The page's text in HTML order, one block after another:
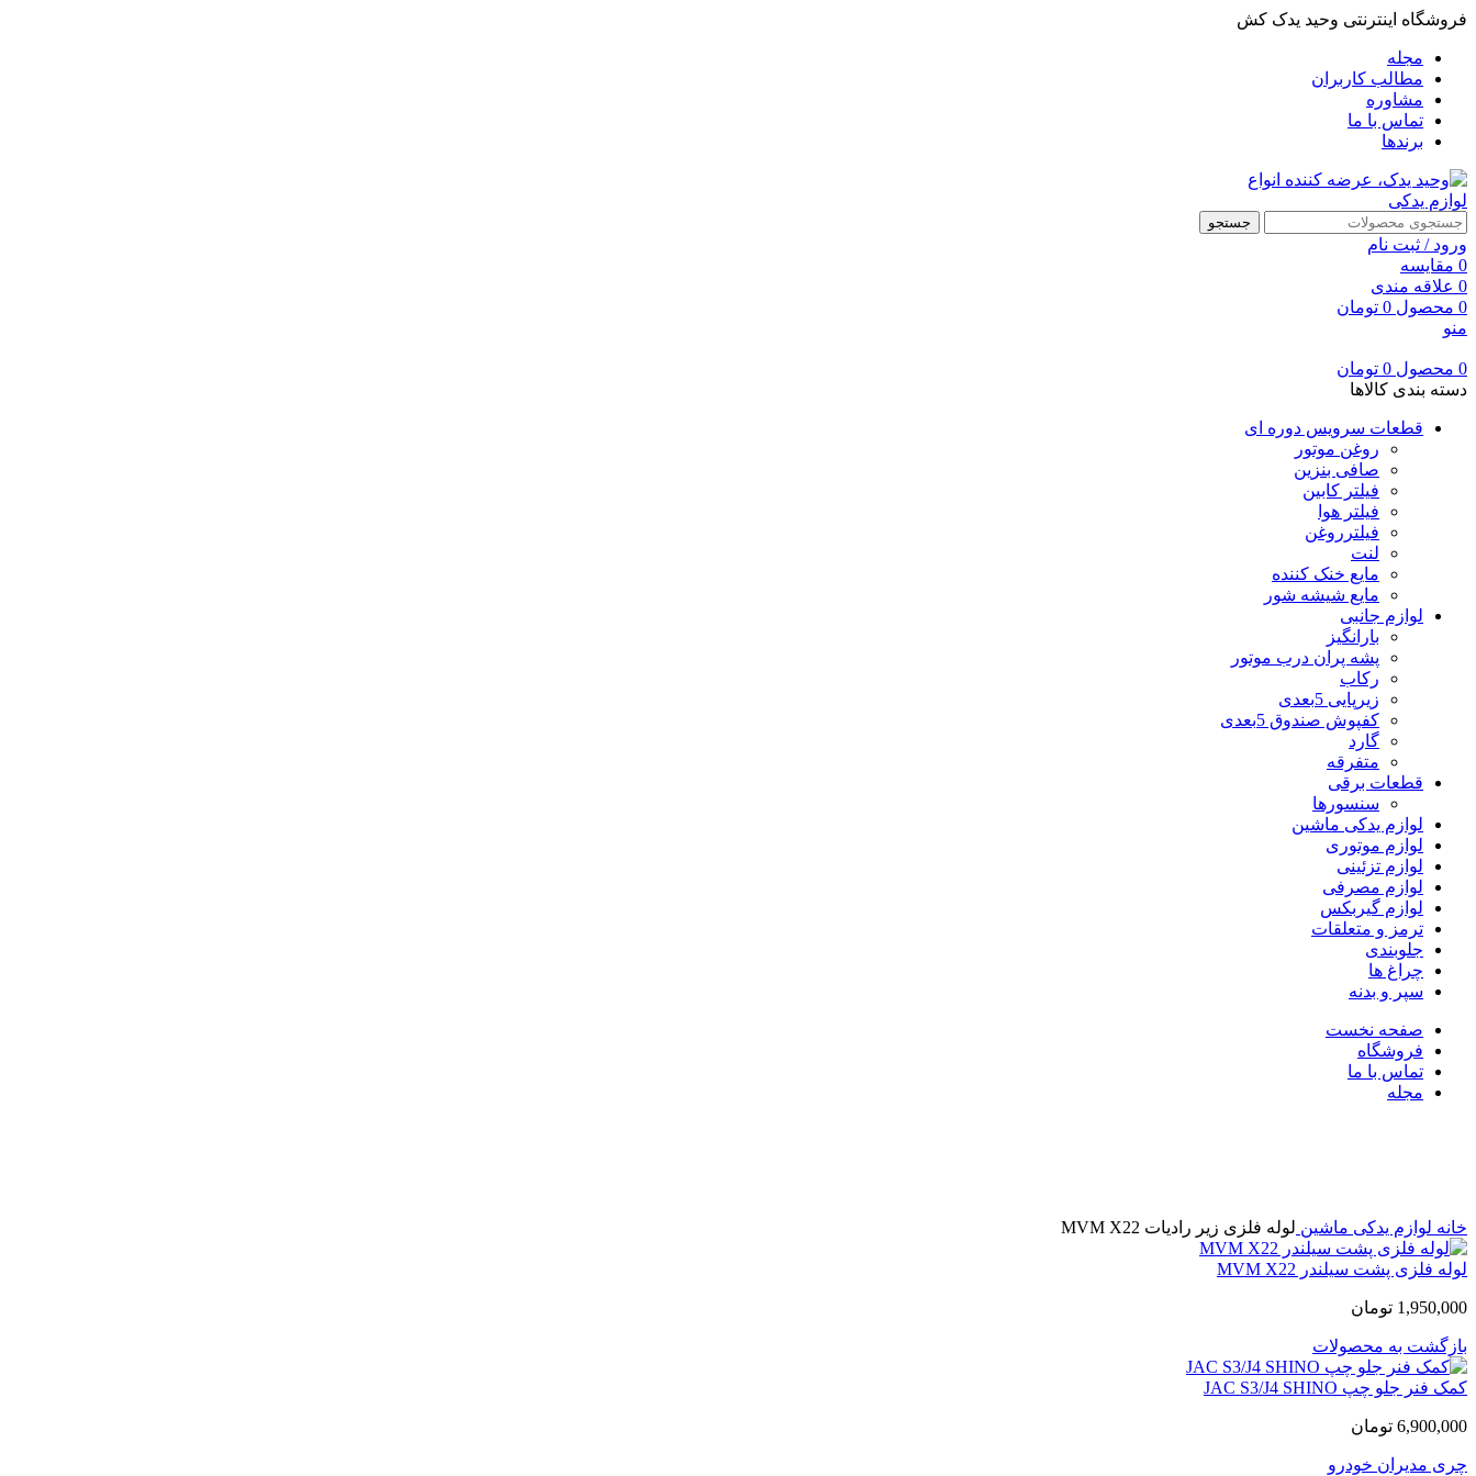
فروشگاه اینترنتی وحید یدک کش
مجله
مطالب کاربران
مشاوره
تماس با ما
برندها
جستجو
ورود / ثبت نام
0 مقایسه
0 علاقه مندی
0 محصول 0 تومان
منو
0 محصول 0 تومان
دسته بندی کالاها
قطعات سرویس دوره ای
روغن موتور
صافی بنزین
فیلتر کابین
فیلتر هوا
فیلترروغن
لنت
مایع خنک کننده
مایع شیشه شور
لوازم جانبی
بارانگیز
پشه پران درب موتور
رکاب
زیرپایی 5بعدی
کفپوش صندوق 5بعدی
گارد
متفرقه
قطعات برقی
سنسورها
لوازم یدکی ماشین
لوازم موتوری
لوازم تزئینی
لوازم مصرفی
لوازم گیربکس
ترمز و متعلقات
جلوبندی
چراغ ها
سپر و بدنه
صفحه نخست
فروشگاه
تماس با ما
مجله
خانه لوازم یدکی ماشین لوله فلزی زیر رادیات MVM X22
لوله فلزی پشت سیلندر MVM X22
1,950,000 تومان
بازگشت به محصولات
کمک فنر جلو چپ JAC S3/J4 SHINO
6,900,000 تومان
چری مدیران خودرو